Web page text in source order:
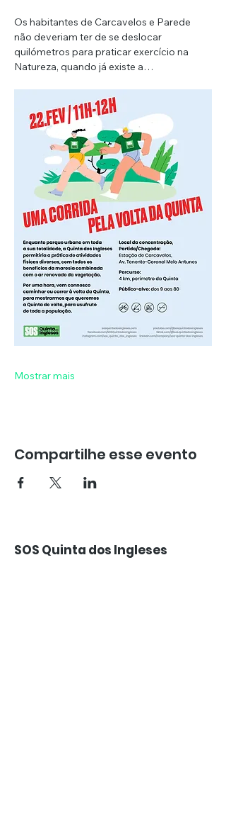
Os habitantes de Carcavelos e Parede
não deveriam ter de se deslocar
quilómetros para praticar exercício na
Natureza, quando já existe a…
Mostrar mais
Compartilhe esse evento
SOS Quinta dos Ingleses